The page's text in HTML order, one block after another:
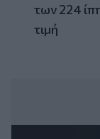
των 224
τιμή